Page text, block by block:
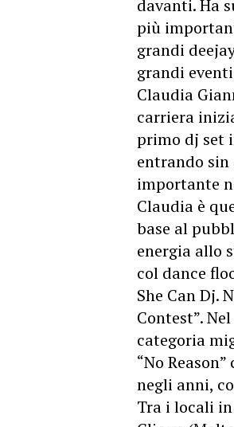
davanti. Ha
più
grandi
grandi
Claudia
carriera
primo dj set
entrando
importante
Claudia è
base al
energia allo
col dance
She Can Dj.
Contest”.
categoria
“No
negli anni,
Tra i locali